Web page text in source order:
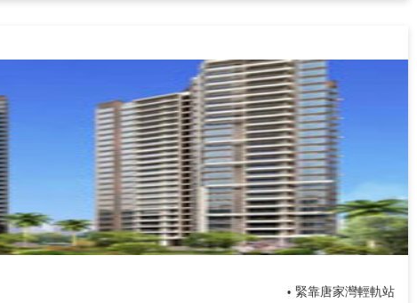
• 緊靠唐家灣輕軌站